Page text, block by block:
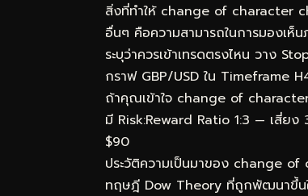
สิ่งที่ทำให้ change of character
อื่นๆ คือความสามารถในการมองเห็
ระบุว่าควรเข้าเทรดตรงไหน วาง
กราฟ GBP/USD ใน Timeframe
ถ้าคุณเข้าใจ change of
มี Risk:Reward Ratio 1:3 — เสี่ย
$90
ประวัติความเป็นมาของ change
ทฤษฎี Dow Theory ที่ถูกพัฒนาขึ้น